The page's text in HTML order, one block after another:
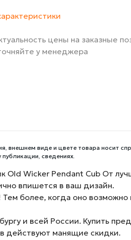
цены на заказные
у менеджера
внешнем виде и цвете товара носит
сведениях.
Old Wicker Pendant Cub От
впишется в ваш дизайн.
более, когда оно возможно
и всей России. Купить
действуют манящие скидки.